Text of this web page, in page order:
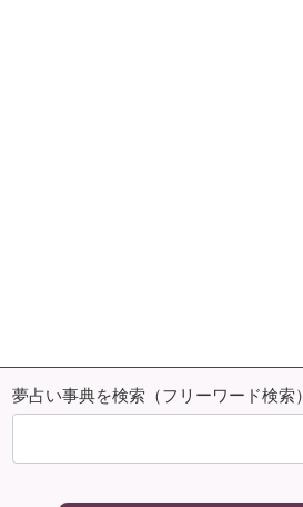
夢占い事典を検索（フリーワード検索）